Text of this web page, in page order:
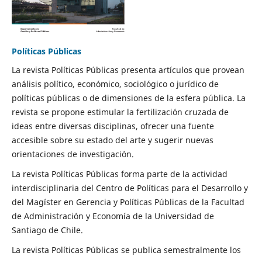
Políticas Públicas
La revista Políticas Públicas presenta artículos que provean
análisis político, económico, sociológico o jurídico de
políticas públicas o de dimensiones de la esfera pública. La
revista se propone estimular la fertilización cruzada de
ideas entre diversas disciplinas, ofrecer una fuente
accesible sobre su estado del arte y sugerir nuevas
orientaciones de investigación.
La revista Políticas Públicas forma parte de la actividad
interdisciplinaria del Centro de Políticas para el Desarrollo y
del Magíster en Gerencia y Políticas Públicas de la Facultad
de Administración y Economía de la Universidad de
Santiago de Chile.
La revista Políticas Públicas se publica semestralmente los